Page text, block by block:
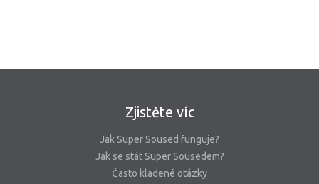
Zjistěte víc
Jak Super Soused funguje?
Jak se stát Super Sousedem?
Často kladené otázky